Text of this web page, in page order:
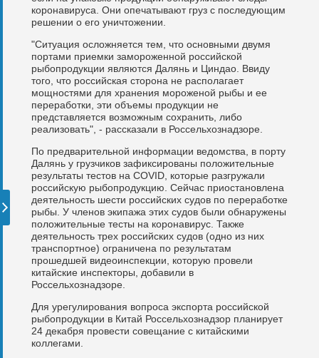
коронавируса. Они опечатывают груз с последующим
решении о его уничтожении.
"Ситуация осложняется тем, что основными двумя
портами приемки замороженной российской
рыбопродукции являются Далянь и Циндао. Ввиду
того, что российская сторона не располагает
мощностями для хранения мороженой рыбы и ее
переработки, эти объемы продукции не
представляется возможным сохранить, либо
реализовать", - рассказали в Россельхознадзоре.
По предварительной информации ведомства, в порту
Далянь у грузчиков зафиксированы положительные
результаты тестов на СOVID, которые разгружали
российскую рыбопродукцию. Сейчас приостановлена
деятельность шести российских судов по переработке
рыбы. У членов экипажа этих судов были обнаружены
положительные тесты на коронавирус. Также
деятельность трех российских судов (одно из них
транспортное) ограничена по результатам
прошедшей видеоинспекции, которую провели
китайские инспекторы, добавили в
Россельхознадзоре.
Для урегулирования вопроса экспорта российской
рыбопродукции в Китай Россельхознадзор планирует
24 декабря провести совещание с китайскими
коллегами.